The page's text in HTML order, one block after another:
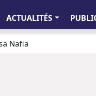
ACTUALITÉS
Nafia